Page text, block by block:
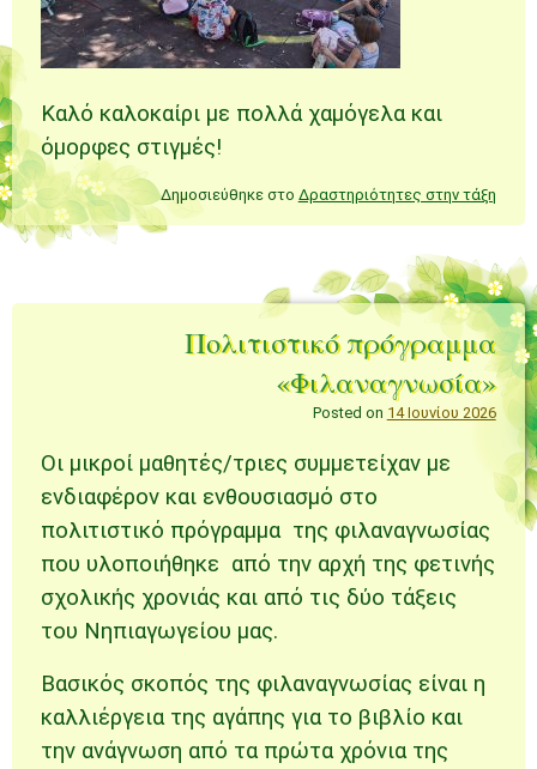
Καλό καλοκαίρι με πολλά χαμόγελα και
όμορφες στιγμές!
Δημοσιεύθηκε στο Δραστηριότητες στην τάξη
Πολιτιστικό πρόγραμμα
«Φιλαναγνωσία»
Posted on 14 Ιουνίου 2026
Οι μικροί μαθητές/τριες συμμετείχαν με
ενδιαφέρον και ενθουσιασμό στο
πολιτιστικό πρόγραμμα της φιλαναγνωσίας
που υλοποιήθηκε από την αρχή της φετινής
σχολικής χρονιάς και από τις δύο τάξεις
του Νηπιαγωγείου μας.
Βασικός σκοπός της φιλαναγνωσίας είναι η
καλλιέργεια της αγάπης για το βιβλίο και
την ανάγνωση από τα πρώτα χρόνια της